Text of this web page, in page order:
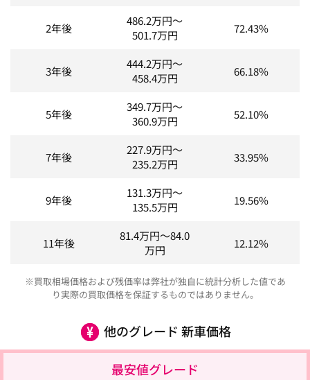
2年後 486.2万円～
501.7万円 72.43%
3年後 444.2万円～
458.4万円 66.18%
5年後 349.7万円～
360.9万円 52.10%
7年後 227.9万円～
235.2万円 33.95%
9年後 131.3万円～
135.5万円 19.56%
11年後 81.4万円～84.0
万円
12.12%
※買取相場価格および残価率は弊社が独自に統計分析した値であ
り実際の買取価格を保証するものではありません。
他のグレード 新車価格
最安値グレード